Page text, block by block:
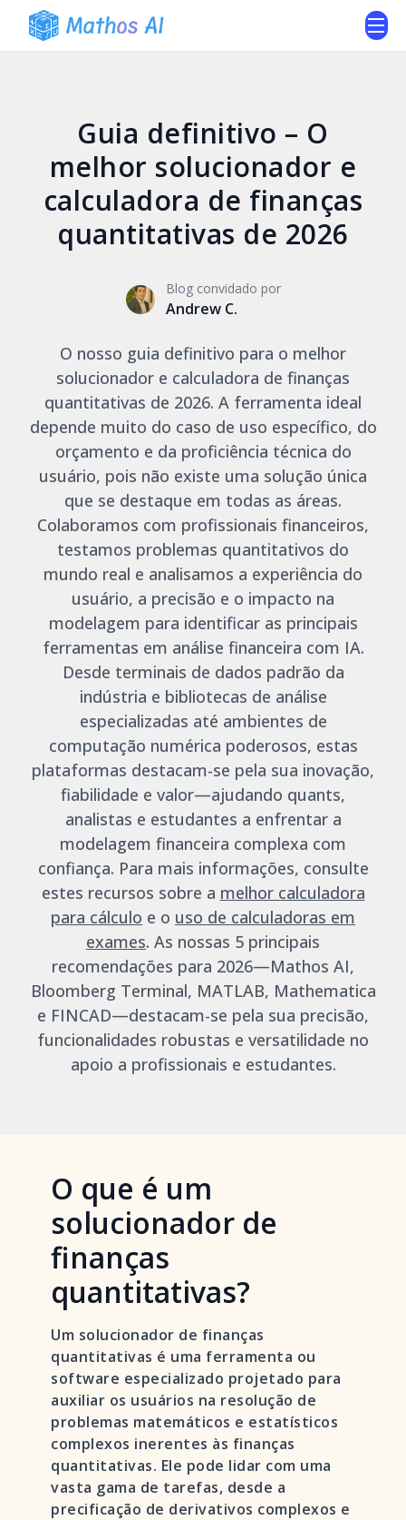
Guia definitivo – O
melhor solucionador e
calculadora de finanças
quantitativas de 2026
Blog convidado por
Andrew C.
O nosso guia definitivo para o melhor
solucionador e calculadora de finanças
quantitativas de 2026. A ferramenta ideal
depende muito do caso de uso específico, do
orçamento e da proficiência técnica do
usuário, pois não existe uma solução única
que se destaque em todas as áreas.
Colaboramos com profissionais financeiros,
testamos problemas quantitativos do
mundo real e analisamos a experiência do
usuário, a precisão e o impacto na
modelagem para identificar as principais
ferramentas em análise financeira com IA.
Desde terminais de dados padrão da
indústria e bibliotecas de análise
especializadas até ambientes de
computação numérica poderosos, estas
plataformas destacam-se pela sua inovação,
fiabilidade e valor—ajudando quants,
analistas e estudantes a enfrentar a
modelagem financeira complexa com
confiança. Para mais informações, consulte
estes recursos sobre a melhor calculadora
para cálculo e o uso de calculadoras em
exames. As nossas 5 principais
recomendações para 2026—Mathos AI,
Bloomberg Terminal, MATLAB, Mathematica
e FINCAD—destacam-se pela sua precisão,
funcionalidades robustas e versatilidade no
apoio a profissionais e estudantes.
O que é um
solucionador de
finanças
quantitativas?
Um solucionador de finanças
quantitativas é uma ferramenta ou
software especializado projetado para
auxiliar os usuários na resolução de
problemas matemáticos e estatísticos
complexos inerentes às finanças
quantitativas. Ele pode lidar com uma
vasta gama de tarefas, desde a
precificação de derivativos complexos e